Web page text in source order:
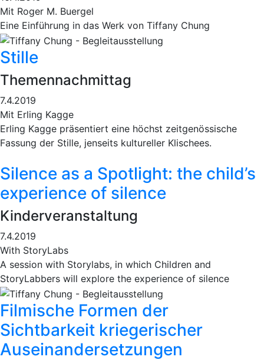
Mit Roger M. Buergel
Eine Einführung in das Werk von Tiffany Chung
Stille
Themennachmittag
7.4.2019
Mit Erling Kagge
Erling Kagge präsentiert eine höchst zeitgenössische
Fassung der Stille, jenseits kultureller Klischees.
Silence as a Spotlight: the child’s
experience of silence
Kinderveranstaltung
7.4.2019
With StoryLabs
A session with Storylabs, in which Children and
StoryLabbers will explore the experience of silence
Filmische Formen der
Sichtbarkeit kriegerischer
Auseinandersetzungen